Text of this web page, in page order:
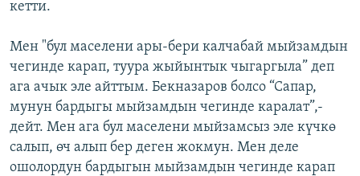
кетти.
Мен "бул маселени ары-бери калчабай мыйзамдын
чегинде карап, туура жыйынтык чыгаргыла” деп
ага ачык эле айттым. Бекназаров болсо “Сапар,
мунун бардыгы мыйзамдын чегинде каралат”,-
дейт. Мен ага бул маселени мыйзамсыз эле күчкө
салып, өч алып бер деген жокмун. Мен деле
ошолордун бардыгын мыйзамдын чегинде карап